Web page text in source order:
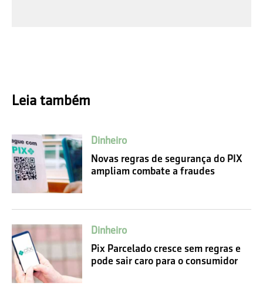
Leia também
Dinheiro
Novas regras de segurança do PIX
ampliam combate a fraudes
Dinheiro
Pix Parcelado cresce sem regras e
pode sair caro para o consumidor